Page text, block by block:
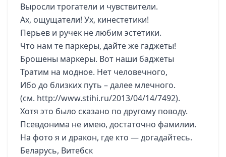
Выросли трогатели и чувствители.
Ах, ощущатели! Ух, кинестетики!
Перьев и ручек не любим эстетики.
Что нам те паркеры, дайте же гаджеты!
Брошены маркеры. Вот наши баджеты
Тратим на модное. Нет человечного,
Ибо до близких путь – далее млечного.
(см. http://www.stihi.ru/2013/04/14/7492).
Хотя это было сказано по другому поводу.
Псевдонима не имею, достаточно фамилии.
На фото я и дракон, где кто — догадайтесь.
Беларусь, Витебск